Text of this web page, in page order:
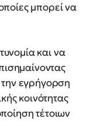
μπορεί να
και να
εγρήγορση
κοινότητας
τέτοιων